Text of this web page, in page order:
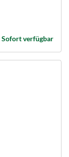
Sofort verfügbar